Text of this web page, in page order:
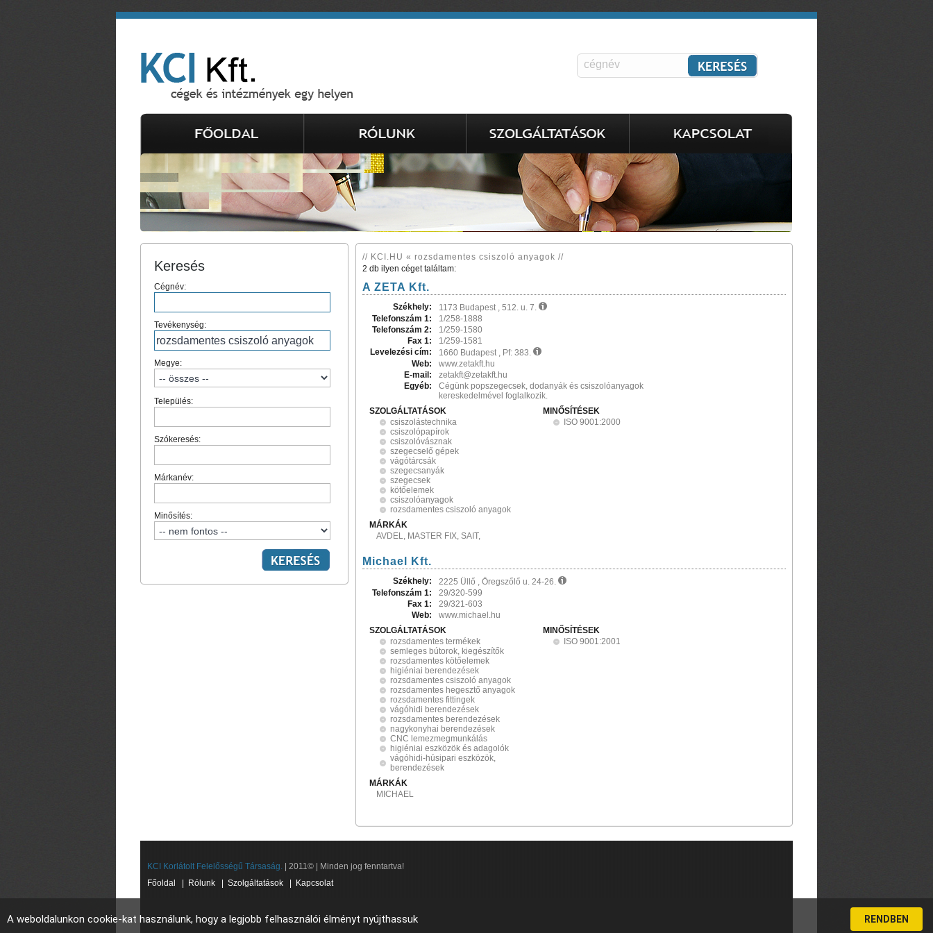
A weboldalunkon cookie-kat használunk, hogy a legjobb felhasználói élményt nyújthassuk RENDBEN
Keresés
Cégnév:
Tevékenység:
Megye:
Település:
Szókeresés:
Márkanév:
Minősítés:
// KCI.HU « rozsdamentes csiszoló anyagok //
2 db ilyen céget találtam:
A ZETA Kft.
Székhely:
1173 Budapest , 512. u. 7.
Telefonszám 1:
1/258-1888
Telefonszám 2:
1/259-1580
Fax 1:
1/259-1581
Levelezési cím:
1660 Budapest , Pf: 383.
Web:
www.zetakft.hu
E-mail:
zetakft@zetakft.hu
Egyéb:
Cégünk popszegecsek, dodanyák és csiszolóanyagok
kereskedelmével foglalkozik.
SZOLGÁLTATÁSOK
csiszolástechnika
csiszolópapírok
csiszolóvásznak
szegecselő gépek
vágótárcsák
szegecsanyák
szegecsek
kötőelemek
csiszolóanyagok
rozsdamentes csiszoló anyagok
MINŐSÍTÉSEK
ISO 9001:2000
MÁRKÁK
AVDEL, MASTER FIX, SAIT,
Michael Kft.
Székhely:
2225 Üllő , Öregszőlő u. 24-26.
Telefonszám 1:
29/320-599
Fax 1:
29/321-603
Web:
www.michael.hu
SZOLGÁLTATÁSOK
rozsdamentes termékek
semleges bútorok, kiegészítők
rozsdamentes kötőelemek
higiéniai berendezések
rozsdamentes csiszoló anyagok
rozsdamentes hegesztő anyagok
rozsdamentes fittingek
vágóhidi berendezések
rozsdamentes berendezések
nagykonyhai berendezések
CNC lemezmegmunkálás
higiéniai eszközök és adagolók
vágóhidi-húsipari eszközök,
berendezések
MINŐSÍTÉSEK
ISO 9001:2001
MÁRKÁK
MICHAEL
KCI Korlátolt Felelősségű Társaság. | 2011© | Minden jog fenntartva!
Főoldal
Rólunk Szolgáltatások Kapcsolat